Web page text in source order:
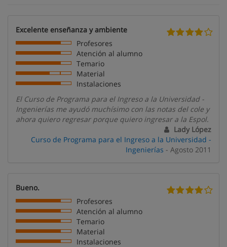
Excelente enseñanza y ambiente
Profesores
Atención al alumno
Temario
Material
Instalaciones
El Curso de Programa para el Ingreso a la Universidad -
Ingenierías me ayudó muchísimo con las notas del cole y
ahora quiero regresar porque quiero ingresar a la Espol.
Lady López
Curso de Programa para el Ingreso a la Universidad -
Ingenierías - Agosto 2011
Bueno.
Profesores
Atención al alumno
Temario
Material
Instalaciones